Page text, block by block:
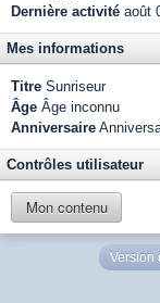
Dernière activité août
Mes informations
Titre Sunriseur
Âge Âge inconnu
Anniversaire
Contrôles utilisateur
Mon contenu
Version